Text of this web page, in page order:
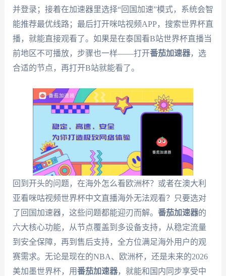
并登录；接着在加速器里选择“回国加速”模式，系统会智
能推荐最优线路；最后打开咪咕视频APP，搜索世界杯直
播，就能直接观看了。如果是在泰国看B站世界杯直播当
前地区不可播放，步骤也一样——打开番茄加速器，选
合适的节点，再打开B站就能看了。
回到开头的问题，在海外怎么看欧洲杯？或者在澳大利
亚看咪咕视频世界杯中文直播海外无法观看？只要选对
了回国加速器，这些问题都能迎刃而解。 番茄加速器的
六大核心功能，从节点覆盖到多设备支持，从稳定流量
到安全保障，再到售后支持，全方位满足海外用户的观
赛需求。无论是现在的NBA、欧洲杯，还是未来的2026
美加墨世界杯，用番茄加速器，就能和国内同步享受中